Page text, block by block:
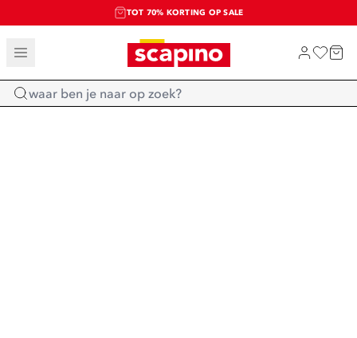
TOT 70% KORTING OP SALE
SALE: LAATSTE KANS!
SHOP NIEUW
Home